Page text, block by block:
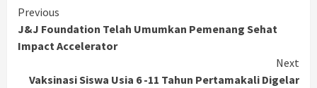
Continue
Reading
Previous
J&J Foundation Telah Umumkan Pemenang Sehat
Impact Accelerator
Next
Vaksinasi Siswa Usia 6 -11 Tahun Pertamakali Digelar